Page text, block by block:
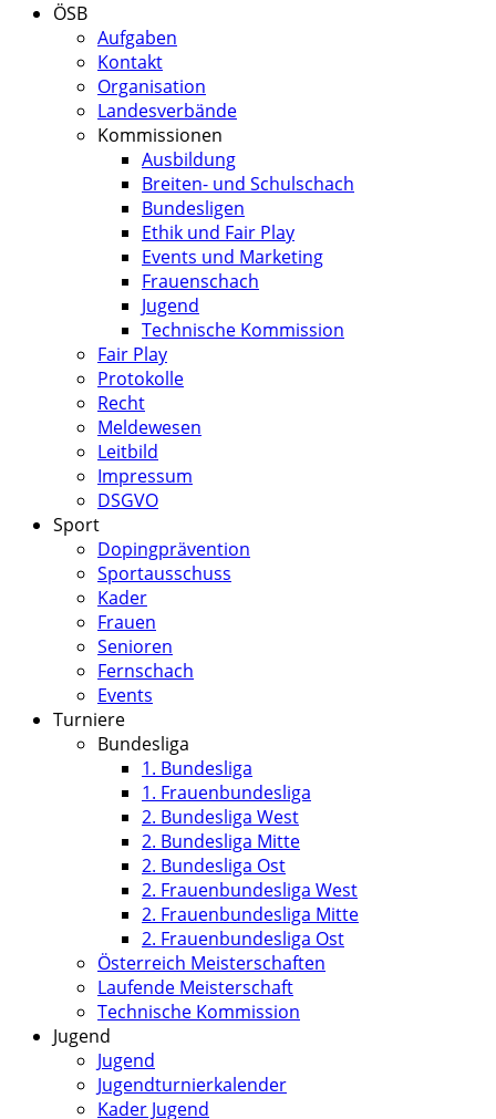
ÖSB
Aufgaben
Kontakt
Organisation
Landesverbände
Kommissionen
Ausbildung
Breiten- und Schulschach
Bundesligen
Ethik und Fair Play
Events und Marketing
Frauenschach
Jugend
Technische Kommission
Fair Play
Protokolle
Recht
Meldewesen
Leitbild
Impressum
DSGVO
Sport
Dopingprävention
Sportausschuss
Kader
Frauen
Senioren
Fernschach
Events
Turniere
Bundesliga
1. Bundesliga
1. Frauenbundesliga
2. Bundesliga West
2. Bundesliga Mitte
2. Bundesliga Ost
2. Frauenbundesliga West
2. Frauenbundesliga Mitte
2. Frauenbundesliga Ost
Österreich Meisterschaften
Laufende Meisterschaft
Technische Kommission
Jugend
Jugend
Jugendturnierkalender
Kader Jugend